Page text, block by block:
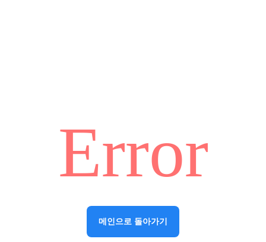
Error
메인으로 돌아가기